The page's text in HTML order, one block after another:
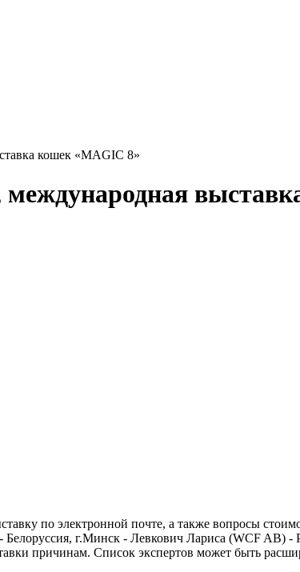
кошек «MAGIC 8»
международная
по электронной почте, а также вопросы
г.Минск - Левкович Лариса (WCF AB) -
причинам. Список экспертов может быть